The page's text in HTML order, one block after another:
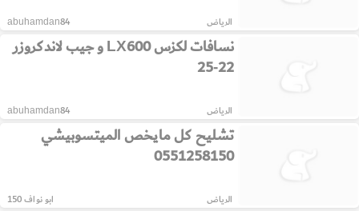
الرياض abuhamdan84
نسافات لكزس LX600 و جيب لاندكروزر
22-25
الرياض abuhamdan84
تشليح كل مايخص الميتسوبيشي
0551258150
الرياض ابو نواف 150